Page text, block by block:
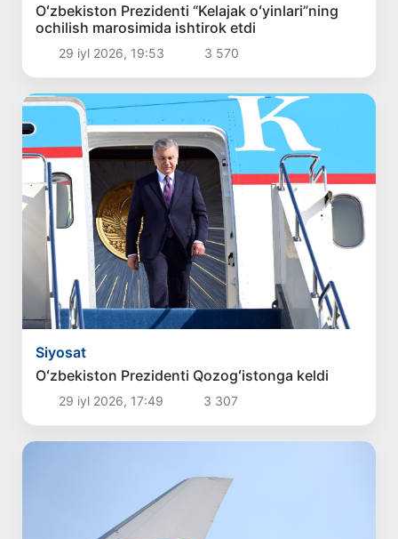
Oʻzbekiston Prezidenti “Kelajak oʻyinlari”ning
ochilish marosimida ishtirok etdi
29 iyl 2026, 19:53 3 570
Siyosat
Oʻzbekiston Prezidenti Qozogʻistonga keldi
29 iyl 2026, 17:49 3 307